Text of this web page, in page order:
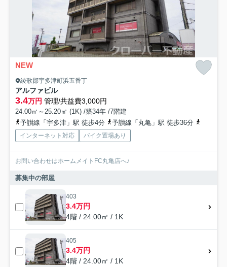
NEW
綾歌郡宇多津町浜五番丁
アルファビル
3.4万円 管理/共益費3,000円
24.00㎡～25.20㎡ (1K) /築34年 /7階建
予讃線「宇多津」駅 徒歩4分
予讃線「丸亀」駅 徒歩36分
インターネット対応 バイク置場あり
お問い合わせはホームメイトFC丸亀店へ♪
募集中の部屋
403
3.4万円
4階 / 24.00㎡ / 1K
405
3.4万円
4階 / 24.00㎡ / 1K